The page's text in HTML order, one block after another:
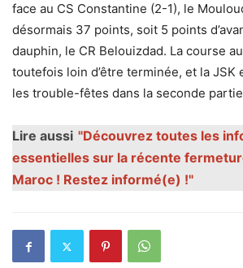
face au CS Constantine (2-1), le
désormais 37 points, soit 5 points
dauphin, le CR Belouizdad. La course
toutefois loin d’être terminée, et la JSK
les trouble-fêtes dans la seconde
Lire aussi "Découvrez toutes les
essentielles sur la récente
Maroc ! Restez informé(e) !"